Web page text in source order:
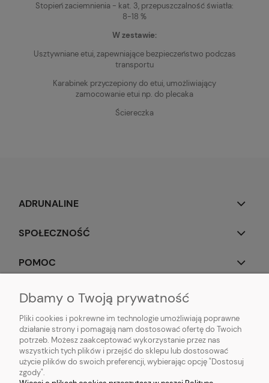
Stopień zaciemnienia - kat. 3, przepuszczalność światła:
8-18 %
W zestawie:
Usztywniane etui, zapewniające bezpieczeństwo podczas
transportu
Karabinek przyczepiony do etui, umożliwiający
zamocowanie etui np. do plecaka
Ściereczka
ADRUNALINE
SPOŁECZNOŚĆ
POMOC
OBSERWUJ NAS
Popularne produkty:Koszulki do biegania|Topy do biegania|Bluzy do
biegania| Longsleeve do biegania|Kurtki do biegania|Kamizelki do
biegania| Legginsy do biegania
Dbamy o Twoją prywatność
Pliki cookies i pokrewne im technologie umożliwiają poprawne
działanie strony i pomagają nam dostosować ofertę do Twoich
potrzeb. Możesz zaakceptować wykorzystanie przez nas
wszystkich tych plików i przejść do sklepu lub dostosować
użycie plików do swoich preferencji, wybierając opcję "Dostosuj
zgody".